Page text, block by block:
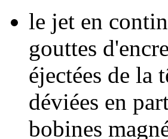
le jet en
gouttes
éjectées de la
déviées en
bobines